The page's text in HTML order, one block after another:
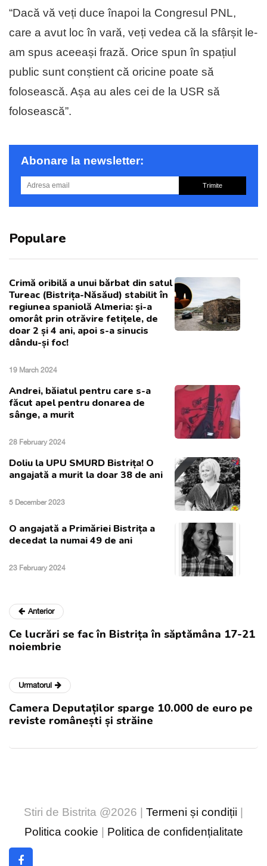
“Dacă vă veți duce înapoi la Congresul PNL,
care a avut loc în vară, veți vedea că la sfârșit le-
am spus aceeași frază. Orice spun în spațiul
public sunt conștient că oricine poate să
folosească. Așa au ales cei de la USR să
folosească”.
Abonare la newsletter:
Trimite
Populare
Crimă oribilă a unui bărbat din satul
Tureac (Bistrița-Năsăud) stabilit în
regiunea spaniolă Almeria: și-a
omorât prin otrăvire fetițele, de
doar 2 și 4 ani, apoi s-a sinucis
dându-și foc!
19 March 2024
Andrei, băiatul pentru care s-a
făcut apel pentru donarea de
sânge, a murit
28 February 2024
Doliu la UPU SMURD Bistrița! O
angajată a murit la doar 38 de ani
5 December 2023
O angajată a Primăriei Bistrița a
decedat la numai 49 de ani
23 February 2024
Anterior
Ce lucrări se fac în Bistrița în săptămâna 17-21
noiembrie
Urmatorul
Camera Deputaților sparge 10.000 de euro pe
reviste românești și străine
Stiri de Bistrita @2026 | Termeni și condiții
Politica cookie
Politica de confidențialitate